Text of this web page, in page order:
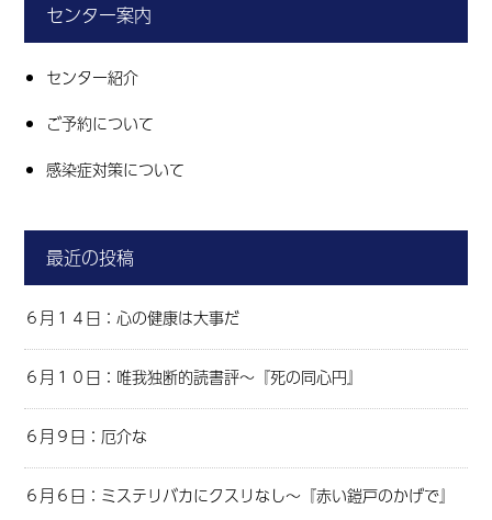
センター案内
センター紹介
ご予約について
感染症対策について
最近の投稿
６月１４日：心の健康は大事だ
６月１０日：唯我独断的読書評～『死の同心円』
６月９日：厄介な
６月６日：ミステリバカにクスリなし～『赤い鎧戸のかげで』